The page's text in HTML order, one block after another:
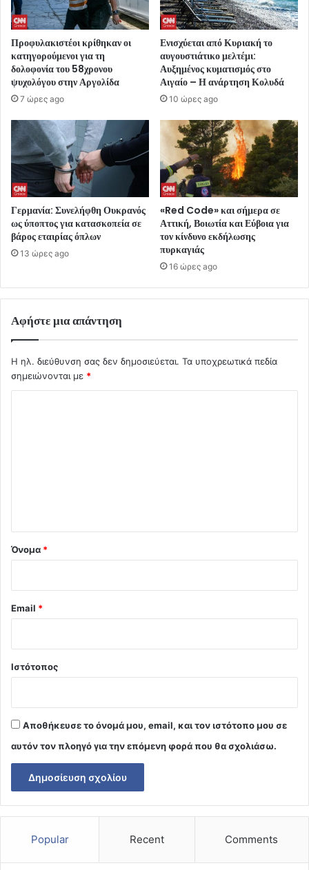
Προφυλακιστέοι κρίθηκαν οι
κατηγορούμενοι για τη
δολοφονία του 58χρονου
ψυχολόγου στην Αργολίδα
7 ώρες ago
Ενισχύεται από Κυριακή το
αυγουστιάτικο μελτέμι:
Αυξημένος κυματισμός στο
Αιγαίο – Η ανάρτηση Κολυδά
10 ώρες ago
Γερμανία: Συνελήφθη Ουκρανός
ως ύποπτος για κατασκοπεία σε
βάρος εταιρίας όπλων
13 ώρες ago
«Red Code» και σήμερα σε
Αττική, Βοιωτία και Εύβοια για
τον κίνδυνο εκδήλωσης
πυρκαγιάς
16 ώρες ago
Αφήστε μια απάντηση
Η ηλ. διεύθυνση σας δεν δημοσιεύεται. Τα υποχρεωτικά πεδία
σημειώνονται με *
Όνομα *
Email *
Ιστότοπος
Αποθήκευσε το όνομά μου, email, και τον ιστότοπο μου σε
αυτόν τον πλοηγό για την επόμενη φορά που θα σχολιάσω.
Popular Recent Comments